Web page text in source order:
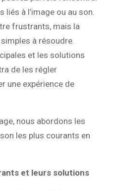
liés à l’image ou au son.
frustrants, mais la
à résoudre.
et les solutions
de les régler
une expérience de
nous abordons les
les plus courants en
et leurs solutions